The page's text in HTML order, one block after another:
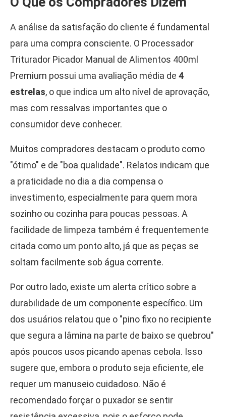
A análise da satisfação do cliente é fundamental
para uma compra consciente. O Processador
Triturador Picador Manual de Alimentos 400ml
Premium possui uma avaliação média de 4
estrelas, o que indica um alto nível de aprovação,
mas com ressalvas importantes que o
consumidor deve conhecer.
Muitos compradores destacam o produto como
"ótimo" e de "boa qualidade". Relatos indicam que
a praticidade no dia a dia compensa o
investimento, especialmente para quem mora
sozinho ou cozinha para poucas pessoas. A
facilidade de limpeza também é frequentemente
citada como um ponto alto, já que as peças se
soltam facilmente sob água corrente.
Por outro lado, existe um alerta crítico sobre a
durabilidade de um componente específico. Um
dos usuários relatou que o "pino fixo no recipiente
que segura a lâmina na parte de baixo se quebrou"
após poucos usos picando apenas cebola. Isso
sugere que, embora o produto seja eficiente, ele
requer um manuseio cuidadoso. Não é
recomendado forçar o puxador se sentir